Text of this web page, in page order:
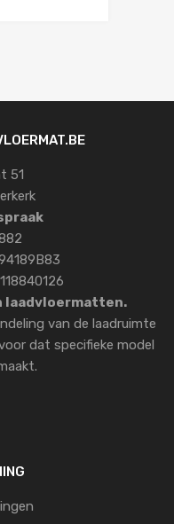
51
laadvloermatten.
van de laadruimte
dat specifieke model